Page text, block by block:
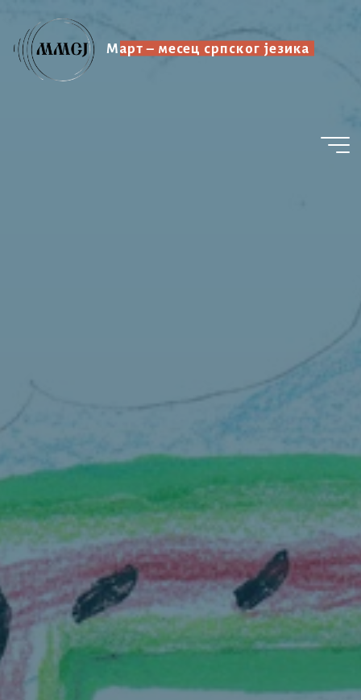
content
Март – месец српског језика